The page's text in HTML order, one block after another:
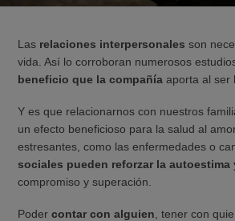
Las relaciones interpersonales son
vida. Así lo corroboran numerosos
beneficio que la compañía aporta al ser
Y es que relacionarnos con nuestros
un efecto beneficioso para la salud al
estresantes, como las enfermedades o
sociales pueden reforzar la
compromiso y superación.
Poder contar con alguien , tener con